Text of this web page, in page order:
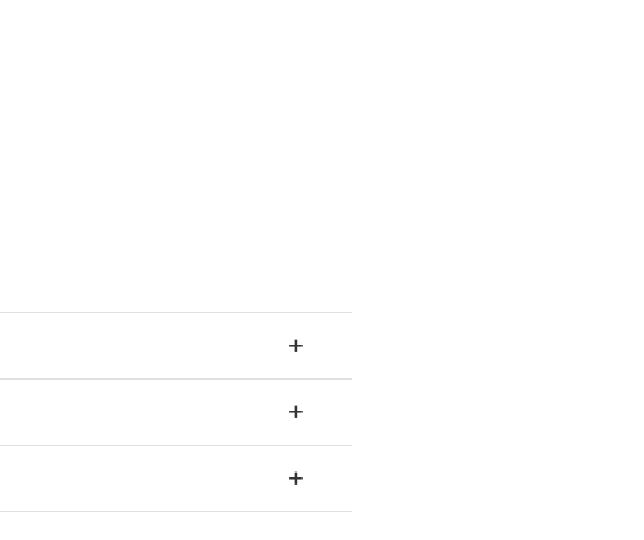
+
+
+